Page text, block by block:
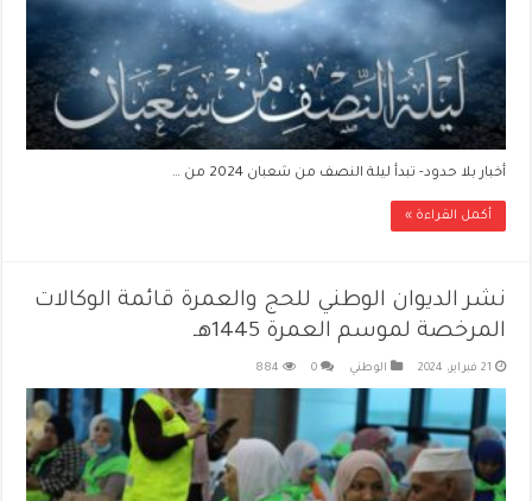
أخبار بلا حدود- تبدأ ليلة النصف من شعبان 2024 من …
أكمل القراءة »
نشر الديوان الوطني للحج والعمرة قائمة الوكالات
المرخصة لموسم العمرة 1445هـ
21 فبراير، 2024 الوطني 0
884